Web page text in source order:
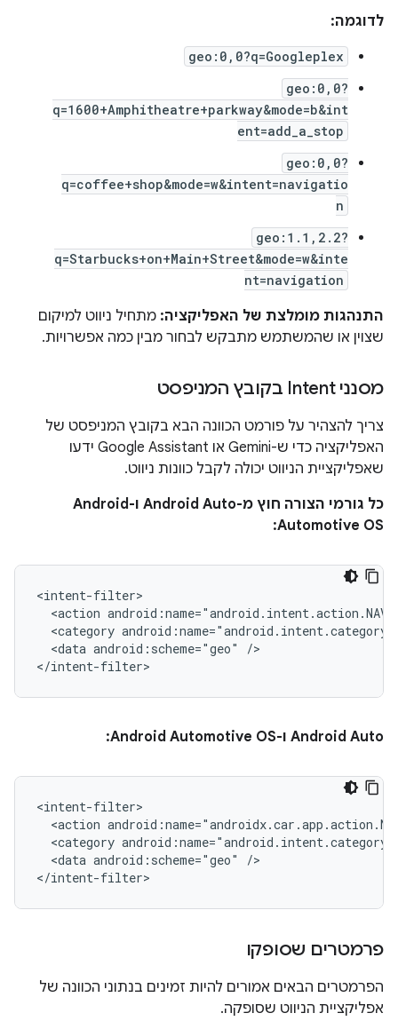
לדוגמה:
geo:0,0?q=Googleplex
geo:0,0?
q=1600+Amphitheatre+parkway&mode=b&int
ent=add_a_stop
geo:0,0?
q=coffee+shop&mode=w&intent=navigatio
n
geo:1.1,2.2?
q=Starbucks+on+Main+Street&mode=w&inte
nt=navigation
התנהגות מומלצת של האפליקציה: מתחיל ניווט למיקום
שצוין או שהמשתמש מתבקש לבחור מבין כמה אפשרויות.
מסנני Intent בקובץ המניפסט
צריך להצהיר על פורמט הכוונה הבא בקובץ המניפסט של
האפליקציה כדי ש-Gemini או Google Assistant ידעו
שאפליקציית הניווט יכולה לקבל כוונות ניווט.
כל גורמי הצורה חוץ מ-Android Auto ו-Android
Automotive OS:
<action
<category
<data android:scheme="geo"
/>
Android Auto ו-Android Automotive OS:
<action
<category
<data android:scheme="geo"
/>
פרמטרים שסופקו
הפרמטרים הבאים אמורים להיות זמינים בנתוני הכוונה של
אפליקציית הניווט שסופקה.